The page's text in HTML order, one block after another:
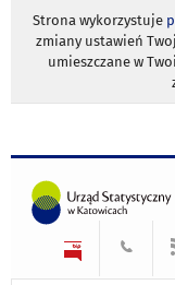
Strona wykorzystuje
zmiany ustawień
umieszczane w